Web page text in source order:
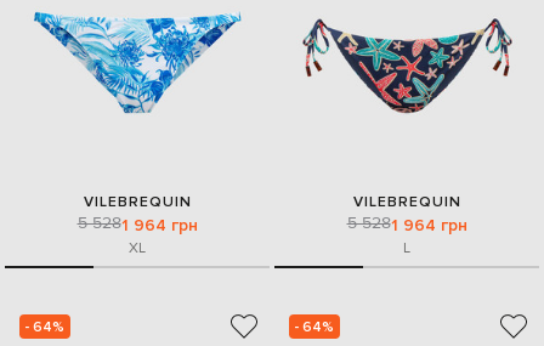
VILEBREQUIN
5 5281 964 грн
XL
VILEBREQUIN
5 5281 964 грн
L
- 64% - 64%